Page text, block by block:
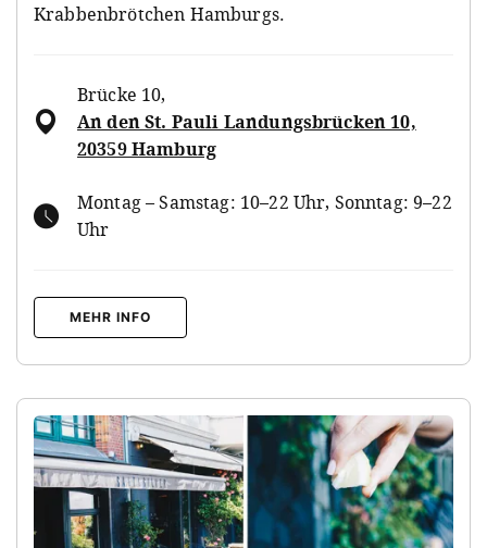
Krabbenbrötchen Hamburgs.
Brücke 10,
An den St. Pauli Landungsbrücken 10,
20359 Hamburg
Montag – Samstag: 10–22 Uhr, Sonntag: 9–22
Uhr
MEHR INFO